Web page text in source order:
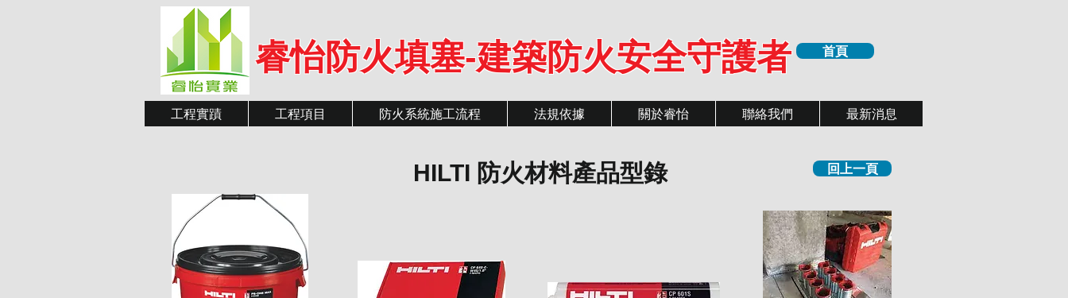
睿怡防火填塞-建築防火安全守護者 首頁
工程實蹟 工程項目 防火系統施工流程 法規依據 關於睿怡 聯絡我們 最新消息
HILTI 防火材料產品型錄 回上一頁